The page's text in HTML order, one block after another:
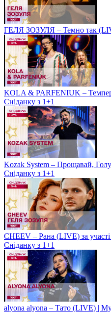
ГЕЛЯ ЗОЗУЛЯ – Темно так
KOLA & PARFENIUK –
Сніданку з 1+1
Kozak System – Прощавай,
Сніданку з 1+1
CHEEV – Рана (LIVE) за участі
Сніданку з 1+1
alyona alyona – Тато (LIVE) |